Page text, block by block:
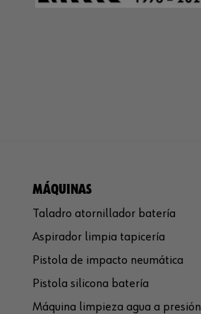
MÁQUINAS
Taladro atornillador batería
Aspirador limpia tapicería
Pistola de impacto neumática
Pistola silicona batería
Máquina limpieza agua a presión